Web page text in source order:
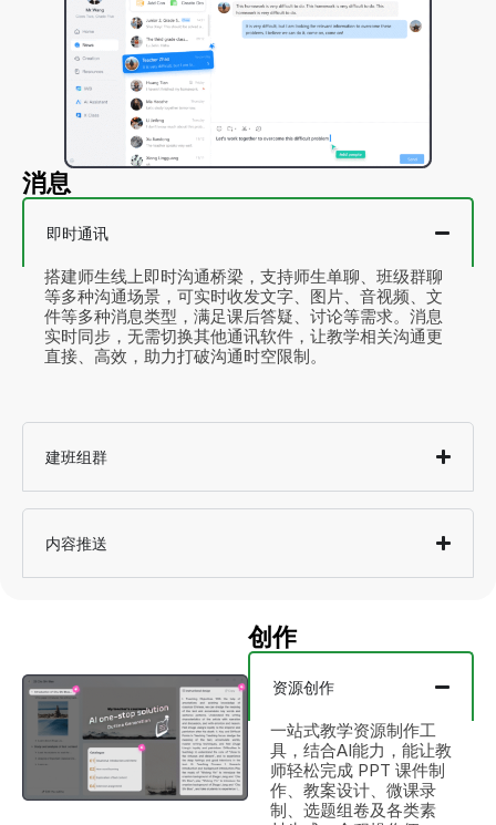
消息
即时通讯
搭建师生线上即时沟通桥梁，支持师生单聊、班级群聊
等多种沟通场景，可实时收发文字、图片、音视频、文
件等多种消息类型，满足课后答疑、讨论等需求。消息
实时同步，无需切换其他通讯软件，让教学相关沟通更
直接、高效，助力打破沟通时空限制。
建班组群
内容推送
创作
资源创作
一站式教学资源制作工
具，结合AI能力，能让教
师轻松完成 PPT 课件制
作、教案设计、微课录
制、选题组卷及各类素